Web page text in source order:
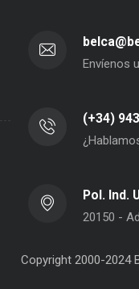
Envíenos
(+34)
Pol. Ind.
20150 -
Copyright 2000-2024